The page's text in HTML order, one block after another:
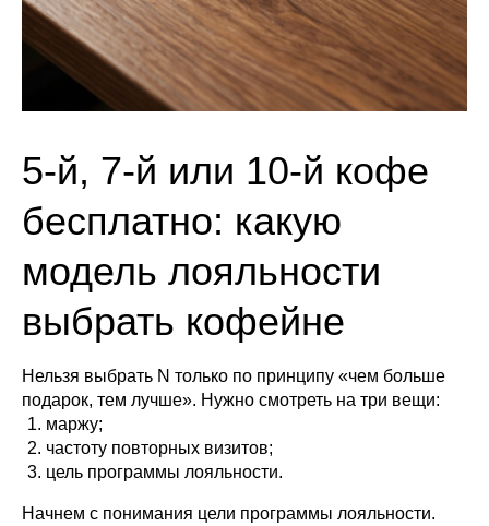
5-й, 7-й или 10-й кофе
бесплатно: какую
модель лояльности
выбрать кофейне
Нельзя выбрать N только по принципу «чем больше
подарок, тем лучше». Нужно смотреть на три вещи:
маржу;
частоту повторных визитов;
цель программы лояльности.
Начнем с понимания цели программы лояльности.